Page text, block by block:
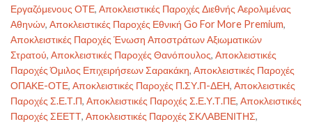
Εργαζόμενους ΟΤΕ, Αποκλειστικές Παροχές Διεθνής Αερολιμένας
Αθηνών, Αποκλειστικές Παροχές Εθνική Go For More Premium,
Αποκλειστικές Παροχές Ένωση Αποστράτων Αξιωματικών
Στρατού, Αποκλειστικές Παροχές Θανόπουλος, Αποκλειστικές
Παροχές Όμιλος Επιχειρήσεων Σαρακάκη, Αποκλειστικές Παροχές
ΟΠΑΚΕ-ΟΤΕ, Αποκλειστικές Παροχές Π.ΣΥ.Π-ΔΕΗ, Αποκλειστικές
Παροχές Σ.Ε.Τ.Π, Αποκλειστικές Παροχές Σ.Ε.Υ.Τ.ΠΕ, Αποκλειστικές
Παροχές ΣΕΕΤΤ, Αποκλειστικές Παροχές ΣΚΛΑΒΕΝΙΤΗΣ,